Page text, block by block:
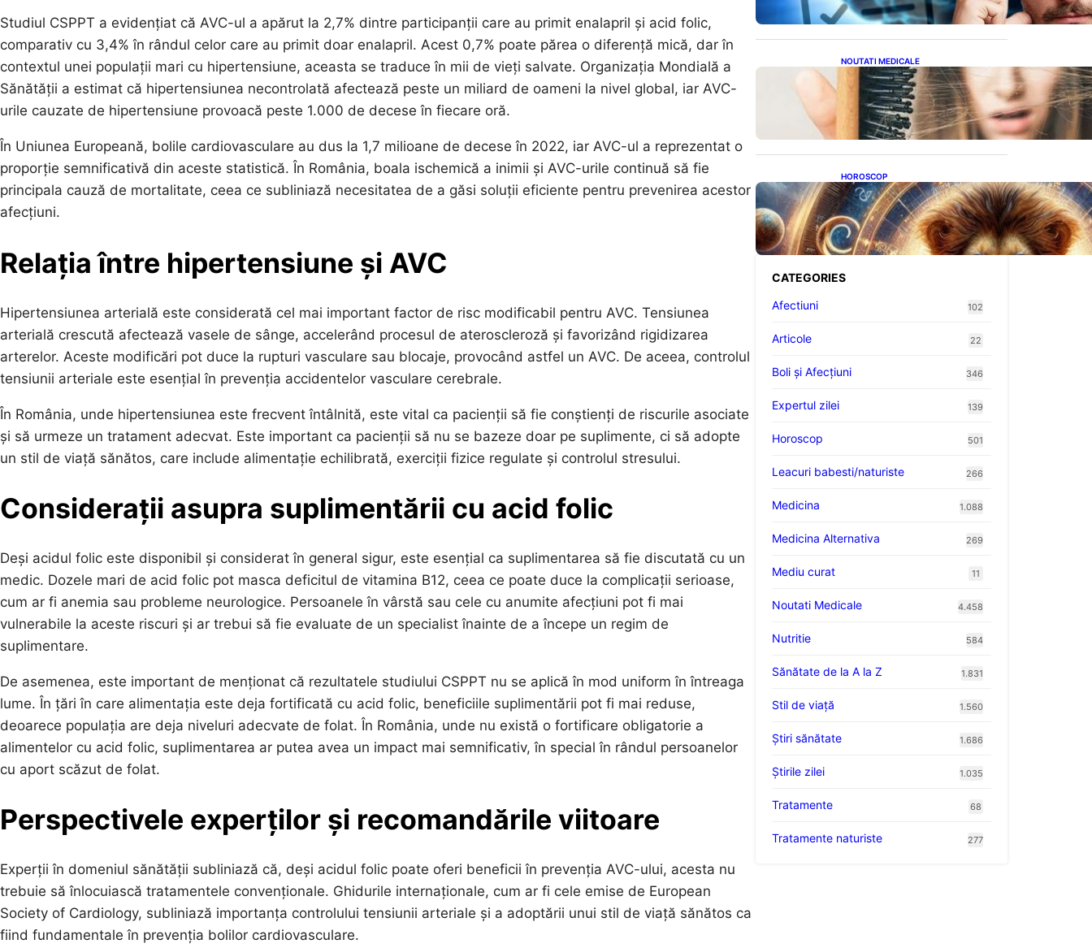
Studiul CSPPT a evidențiat că AVC-ul a apărut la 2,7% dintre participanții care au primit enalapril și acid folic,
comparativ cu 3,4% în rândul celor care au primit doar enalapril. Acest 0,7% poate părea o diferență mică, dar în
contextul unei populații mari cu hipertensiune, aceasta se traduce în mii de vieți salvate. Organizația Mondială a
Sănătății a estimat că hipertensiunea necontrolată afectează peste un miliard de oameni la nivel global, iar AVC-
urile cauzate de hipertensiune provoacă peste 1.000 de decese în fiecare oră.
În Uniunea Europeană, bolile cardiovasculare au dus la 1,7 milioane de decese în 2022, iar AVC-ul a reprezentat o
proporție semnificativă din aceste statistică. În România, boala ischemică a inimii și AVC-urile continuă să fie
principala cauză de mortalitate, ceea ce subliniază necesitatea de a găsi soluții eficiente pentru prevenirea acestor
afecțiuni.
Relația între hipertensiune și AVC
Hipertensiunea arterială este considerată cel mai important factor de risc modificabil pentru AVC. Tensiunea
arterială crescută afectează vasele de sânge, accelerând procesul de ateroscleroză și favorizând rigidizarea
arterelor. Aceste modificări pot duce la rupturi vasculare sau blocaje, provocând astfel un AVC. De aceea, controlul
tensiunii arteriale este esențial în prevenția accidentelor vasculare cerebrale.
În România, unde hipertensiunea este frecvent întâlnită, este vital ca pacienții să fie conștienți de riscurile asociate
și să urmeze un tratament adecvat. Este important ca pacienții să nu se bazeze doar pe suplimente, ci să adopte
un stil de viață sănătos, care include alimentație echilibrată, exerciții fizice regulate și controlul stresului.
Considerații asupra suplimentării cu acid folic
Deși acidul folic este disponibil și considerat în general sigur, este esențial ca suplimentarea să fie discutată cu un
medic. Dozele mari de acid folic pot masca deficitul de vitamina B12, ceea ce poate duce la complicații serioase,
cum ar fi anemia sau probleme neurologice. Persoanele în vârstă sau cele cu anumite afecțiuni pot fi mai
vulnerabile la aceste riscuri și ar trebui să fie evaluate de un specialist înainte de a începe un regim de
suplimentare.
De asemenea, este important de menționat că rezultatele studiului CSPPT nu se aplică în mod uniform în întreaga
lume. În țări în care alimentația este deja fortificată cu acid folic, beneficiile suplimentării pot fi mai reduse,
deoarece populația are deja niveluri adecvate de folat. În România, unde nu există o fortificare obligatorie a
alimentelor cu acid folic, suplimentarea ar putea avea un impact mai semnificativ, în special în rândul persoanelor
cu aport scăzut de folat.
Perspectivele experților și recomandările viitoare
Experții în domeniul sănătății subliniază că, deși acidul folic poate oferi beneficii în prevenția AVC-ului, acesta nu
trebuie să înlocuiască tratamentele convenționale. Ghidurile internaționale, cum ar fi cele emise de European
Society of Cardiology, subliniază importanța controlului tensiunii arteriale și a adoptării unui stil de viață sănătos ca
fiind fundamentale în prevenția bolilor cardiovasculare.
NOUTATI MEDICALE
Semnele unei deficiențe de
proteine: Impactul asupra
sănătății tale
HOROSCOP
Portalul Leului 8/8:
Oportunități de Abundență
pentru Cinci Zodii în 2026
CATEGORIES
Afectiuni
102
Articole 22
Boli și Afecțiuni 346
Expertul zilei 139
Horoscop 501
Leacuri babesti/naturiste 266
Medicina 1.088
Medicina Alternativa 269
Mediu curat 11
Noutati Medicale 4.458
Nutritie 584
Sănătate de la A la Z 1.831
Stil de viaţă 1.560
Ştiri sănătate 1.686
Știrile zilei 1.035
Tratamente 68
Tratamente naturiste 277